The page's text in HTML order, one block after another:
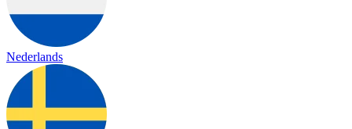
Nederlands